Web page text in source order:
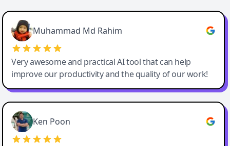
Easy-Peasy AI
Muhammad Md Rahim
Very awesome and practical AI tool that can help
improve our productivity and the quality of our work!
Ken Poon